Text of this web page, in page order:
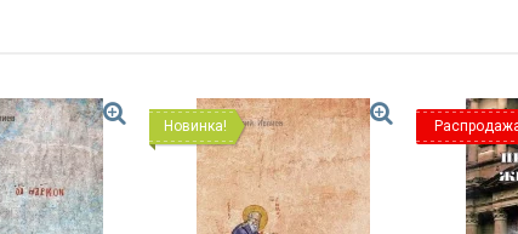
Новинка!